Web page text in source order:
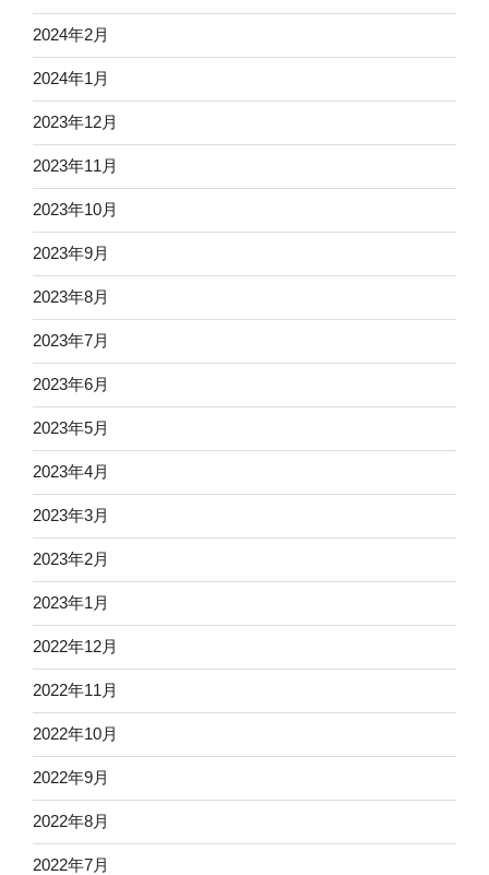
2024年2月
2024年1月
2023年12月
2023年11月
2023年10月
2023年9月
2023年8月
2023年7月
2023年6月
2023年5月
2023年4月
2023年3月
2023年2月
2023年1月
2022年12月
2022年11月
2022年10月
2022年9月
2022年8月
2022年7月